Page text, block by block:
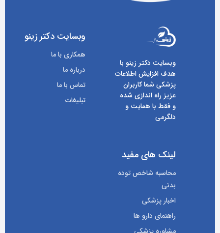
وبسایت دکتر زینو با
هدف افزایش اطلاعات
پزشکی شما کاربران
عزیز راه اندازی شده
و فقط با همایت و
دلگرمی
وبسایت دکتر زینو
همکاری با ما
درباره ما
تماس با ما
تبلیغات
لینک های مفید
محاسبه شاخص توده
بدنی
اخبار پزشکی
راهنمای دارو ها